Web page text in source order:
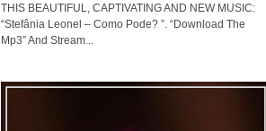
THIS BEAUTIFUL, CAPTIVATING AND NEW MUSIC:
“Stefânia Leonel – Como Pode? ”. “Download The
Mp3” And Stream...